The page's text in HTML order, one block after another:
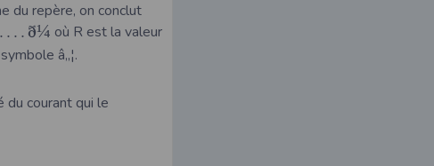
du repère, on conclut
… . ð¼ où R est la valeur
â„¦.
du courant qui le